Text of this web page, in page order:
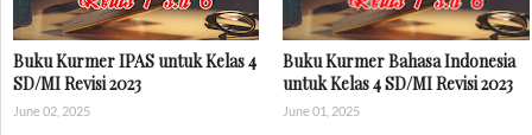
Buku Kurmer IPAS untuk Kelas 4
SD/MI Revisi 2023
June 02, 2025
Buku Kurmer Bahasa Indonesia
untuk Kelas 4 SD/MI Revisi 2023
June 01, 2025